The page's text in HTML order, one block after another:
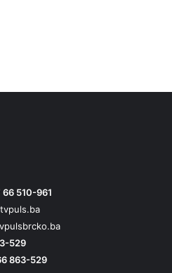
510-961
529
863-529